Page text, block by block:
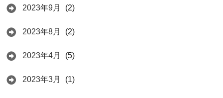
2023年9月 (2)
2023年8月 (2)
2023年4月 (5)
2023年3月 (1)